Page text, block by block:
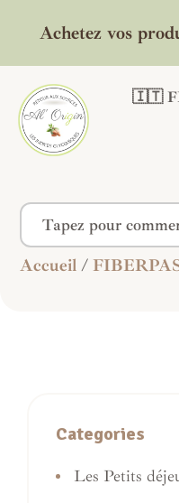
Achetez vos
🇮🇹
Accueil /
Categories
Les Petits